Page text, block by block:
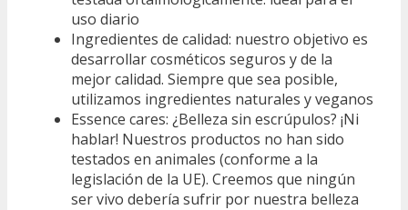
uso diario
Ingredientes de calidad: nuestro objetivo es
desarrollar cosméticos seguros y de la
mejor calidad. Siempre que sea posible,
utilizamos ingredientes naturales y veganos
Essence cares: ¿Belleza sin escrúpulos? ¡Ni
hablar! Nuestros productos no han sido
testados en animales (conforme a la
legislación de la UE). Creemos que ningún
ser vivo debería sufrir por nuestra belleza